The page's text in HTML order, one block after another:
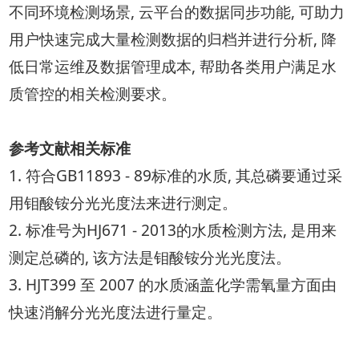
不同环境检测场景, 云平台的数据同步功能, 可助力
用户快速完成大量检测数据的归档并进行分析, 降
低日常运维及数据管理成本, 帮助各类用户满足水
质管控的相关检测要求。
参考文献相关标准
1. 符合GB11893 - 89标准的水质, 其总磷要通过采
用钼酸铵分光光度法来进行测定。
2. 标准号为HJ671 - 2013的水质检测方法, 是用来
测定总磷的, 该方法是钼酸铵分光光度法。
3. HJT399 至 2007 的水质涵盖化学需氧量方面由
快速消解分光光度法进行量定。